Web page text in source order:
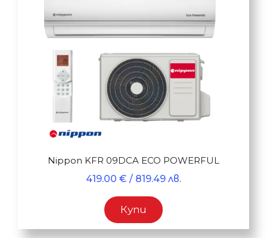
Nippon KFR 09DCA ECO POWERFUL
419.00 € / 819.49 лв.
Купи